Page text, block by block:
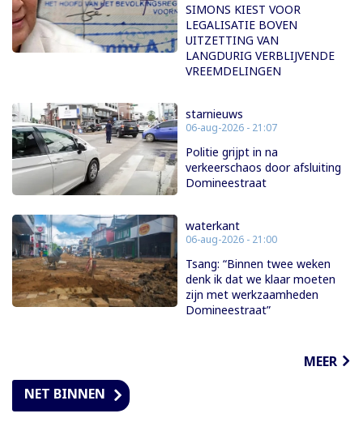
SIMONS KIEST VOOR
LEGALISATIE BOVEN
UITZETTING VAN
LANGDURIG VERBLIJVENDE
VREEMDELINGEN
starnieuws
06-aug-2026 - 21:07
Politie grijpt in na
verkeerschaos door afsluiting
Domineestraat
waterkant
06-aug-2026 - 21:00
Tsang: “Binnen twee weken
denk ik dat we klaar moeten
zijn met werkzaamheden
Domineestraat”
MEER
NET BINNEN